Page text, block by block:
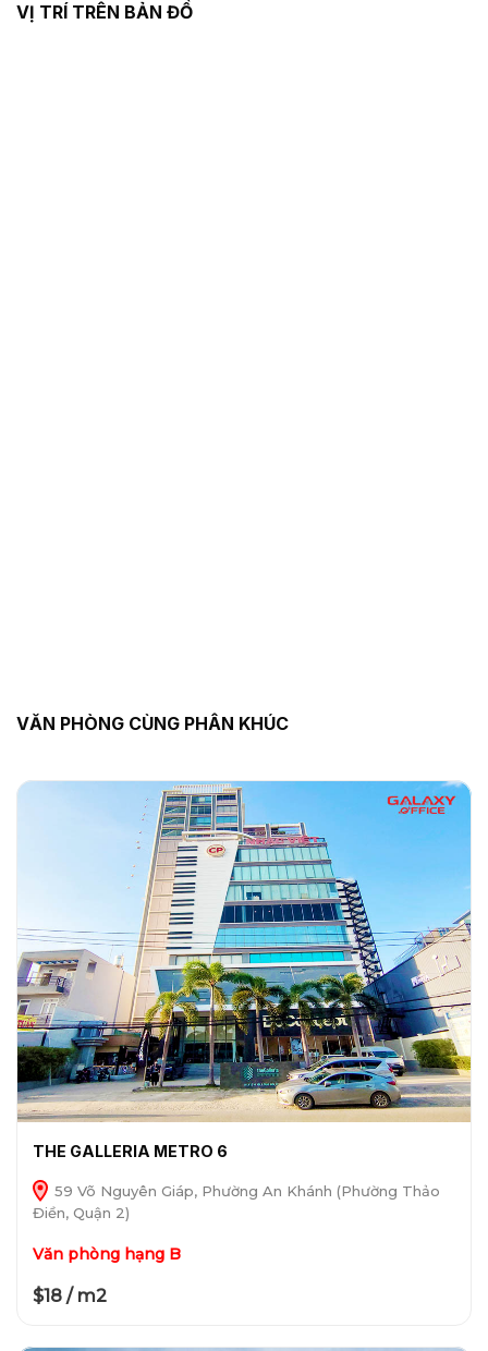
VỊ TRÍ TRÊN BẢN ĐỒ
VĂN PHÒNG CÙNG PHÂN KHÚC
THE GALLERIA METRO 6
59 Võ Nguyên Giáp, Phường An Khánh (Phường Thảo
Điền, Quận 2)
Văn phòng hạng B
$18 / m2